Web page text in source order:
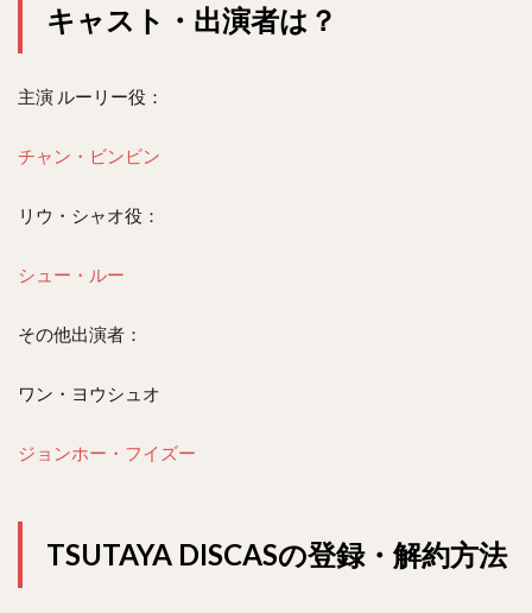
キャスト・出演者は？
主演 ルーリー役：
チャン・ビンビン
リウ・シャオ役：
シュー・ルー
その他出演者：
ワン・ヨウシュオ
ジョンホー・フイズー
TSUTAYA DISCASの登録・解約方法